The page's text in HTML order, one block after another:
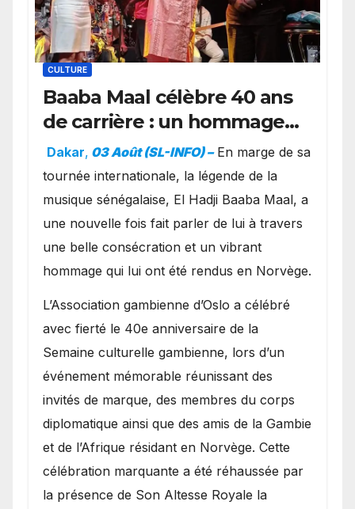
CULTURE
Baaba Maal célèbre 40 ans
de carrière : un hommage
exceptionnel à Oslo en
présence de la famille
royale.
Dakar, 03 Août (SL-INFO) – ​En marge de sa
tournée internationale, la légende de la
musique sénégalaise, El Hadji Baaba Maal, a
une nouvelle fois fait parler de lui à travers
une belle consécration et un vibrant
hommage qui lui ont été rendus en Norvège.
​L’Association gambienne d’Oslo a célébré
avec fierté le 40e anniversaire de la
Semaine culturelle gambienne, lors d’un
événement mémorable réunissant des
invités de marque, des membres du corps
diplomatique ainsi que des amis de la Gambie
et de l’Afrique résidant en Norvège. Cette
célébration marquante a été réhaussée par
la présence de Son Altesse Royale la